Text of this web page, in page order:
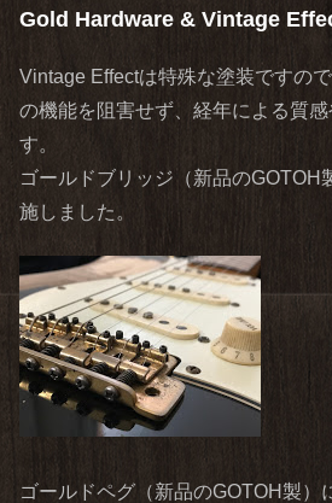
Gold Hardware & Vintage
Vintage Effectは特殊な塗装ですの
の機能を阻害せず、経年による質
す。
ゴールドブリッジ（新品のGOTOH
施しました。
ゴールドペグ（新品のGOTOH製）